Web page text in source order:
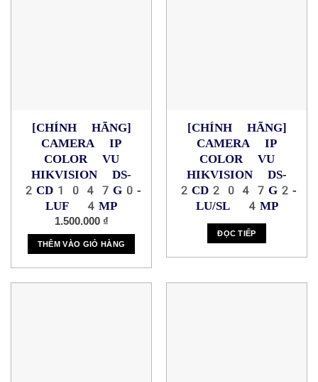
[CHÍNH HÃNG]
CAMERA IP
COLOR VU
HIKVISION DS-
2CD1047G0-
LUF 4MP
1.500.000 ₫
THÊM VÀO GIỎ HÀNG
[CHÍNH HÃNG]
CAMERA IP
COLOR VU
HIKVISION DS-
2CD2047G2-
LU/SL 4MP
ĐỌC TIẾP